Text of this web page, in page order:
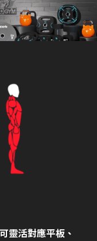
靈活對應平板、